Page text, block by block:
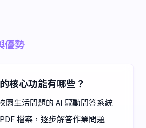
優勢
核心功能有哪些？
園生活問題的 AI 驅動問答系統
檔案，逐步解答作業問題